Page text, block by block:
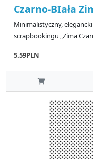
Czarno-BIała
Minimalistyczny,
scrapbookingu „Zima
5.59PLN